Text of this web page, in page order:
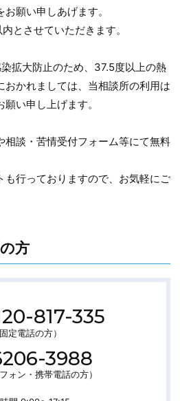
願い申しあげます。
とさせていただきます。
拡大防止のため、37.5度以上の熱
おかれましては、当相談所の利用は
い申し上げます。
相談・苦情受付フォーム等にて無料
も行っておりますので、お気軽にご
方
問
い
合
わ
せ
先
817-335
固定電話の方）
3988
ォン・携帯電話の方）